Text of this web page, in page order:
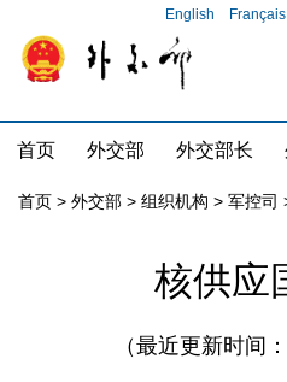
English Français
首页 外交部 外交部长
首页 > 外交部 > 组织机构 > 军控司
核供应
（最近更新时间